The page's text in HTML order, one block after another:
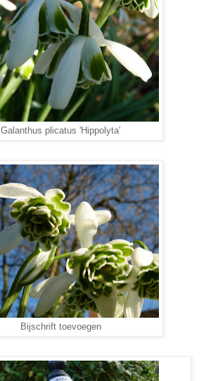
Galanthus plicatus 'Hippolyta'
Bijschrift toevoegen